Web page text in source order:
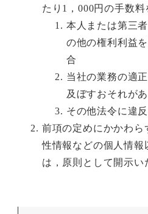
たり1，000円の手数料
本人または第三
の他の権利利益
合
当社の業務の適
及ぼすおそれが
その他法令に違
前項の定めにかかわ
性情報などの個人情報
は，原則として開示い